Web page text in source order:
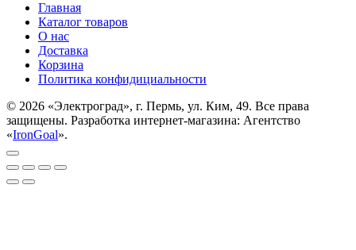
Главная
Каталог товаров
О нас
Доставка
Корзина
Политика конфидициальности
© 2026 «Электроград», г. Пермь, ул. Ким, 49. Все права
защищены. Разработка интернет-магазина: Агентство
«IronGoal».